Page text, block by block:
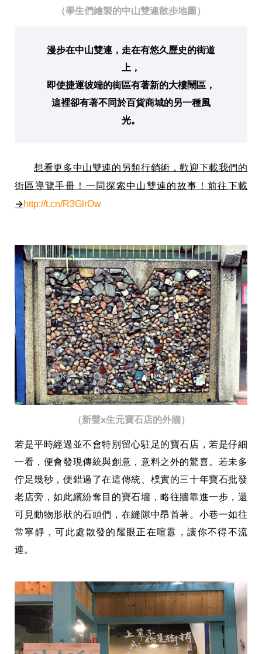
（學生們繪製的中山雙連散步地圖）
漫步在中山雙連，走在有悠久歷史的街道
上，
即使捷運彼端的街區有著新的大樓鬧區，
這裡卻有著不同於百貨商城的另一種風
光。
想看更多中山雙連的另類行銷術，歡迎下載我們的
街區導覽手冊！一同探索中山雙連的故事！前往下載
→http://t.cn/R3GlrOw
（新聲x生元寶石店的外牆）
若是平時經過並不會特別留心駐足的寶石店，若是仔細
一看，便會發現傳統與創意，意料之外的驚喜。 若未多
佇足幾秒，便錯過了在這傳統、樸實的三十年寶石批發
老店旁，如此繽紛奪目的寶石墻，略往牆靠進一步，還
可見動物形狀的石頭們，在縫隙中昂首著。 小巷一如往
常寧靜，可此處散發的耀眼正在喧囂，讓你不得不流
連。